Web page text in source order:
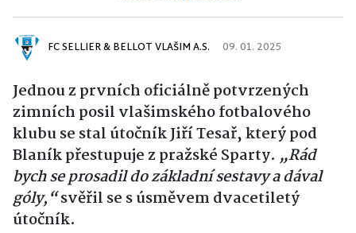
FC SELLIER & BELLOT VLAŠIM A.S. 09. 01. 2025
Jednou z prvních oficiálně potvrzených
zimních posil vlašimského fotbalového
klubu se stal útočník Jiří Tesař, který pod
Blaník přestupuje z pražské Sparty. „Rád
bych se prosadil do základní sestavy a dával
góly,“svěřil se s úsměvem dvacetiletý
útočník.